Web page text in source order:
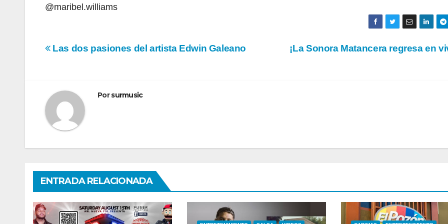
@maribel.williams
Navegación
entradas
¡La Sonora Matancera regresa en
Las dos pasiones del artista Edwin Galeano
Porsurmusic
ENTRADA RELACIONADA